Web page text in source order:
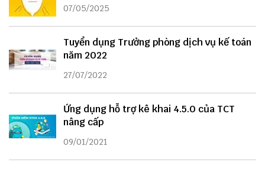
07/05/2025
Tuyển dụng Trưởng phòng dịch vụ kế toán
năm 2022
27/07/2022
Ứng dụng hỗ trợ kê khai 4.5.0 của TCT
nâng cấp
09/01/2021